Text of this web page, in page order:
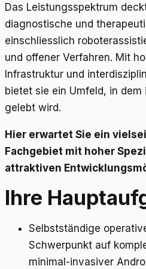
Das Leistungsspektrum
diagnostische und
einschliesslich
und offener Verfahren. Mit
Infrastruktur und
bietet sie ein Umfeld, in
gelebt wird.
Hier erwartet Sie ein
Fachgebiet mit hoher
attraktiven
Ihre
Selbstständige
Schwerpunkt auf
minimal-invasiver